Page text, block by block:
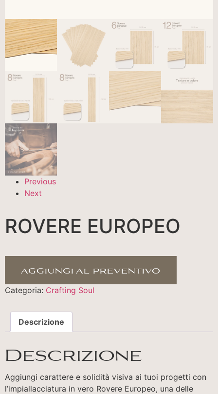
Previous
Next
ROVERE EUROPEO
aggiungi al preventivo
Categoria: Crafting Soul
Descrizione
Descrizione
Aggiungi carattere e solidità visiva ai tuoi progetti con
l’impiallacciatura in vero Rovere Europeo, una delle